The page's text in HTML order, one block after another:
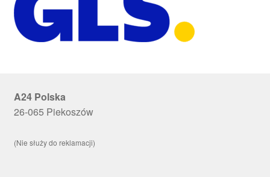
A24 Polska
26-065 Piekoszów
(Nie służy do reklamacji)